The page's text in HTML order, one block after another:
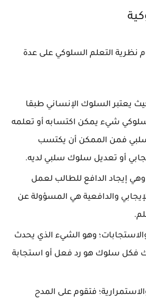
نظرية التعلم السلوكي على عدة
يعتبر السلوك الإنساني طبقا
شيء يمكن اكتسابه أو تعلمه
سلبي فمن الممكن أن يكتسب
أو تعديل سلوك سلبي لديه.
وهي إيجاد الدافع للطالب لعمل
والدافعية هي المسؤولة عن
والاستجابات؛ وهو الشيء الذي يحدث
فكل سلوك هو رد فعل أو استجابة
فتقوم على المدح